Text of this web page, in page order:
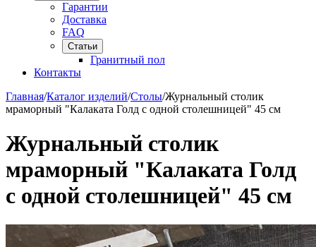
Гарантии
Доставка
FAQ
Статьи
Гранитный пол
Контакты
Главная/Каталог изделий/Столы/Журнальный столик
мраморный "Калаката Голд с одной столешницей" 45 см
Журнальный столик
мраморный "Калаката Голд
с одной столешницей" 45 см